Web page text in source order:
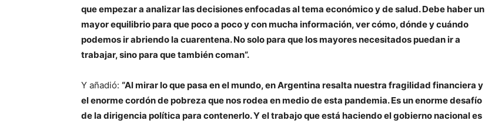
que empezar a analizar las decisiones enfocadas al tema económico y de salud. Debe haber un
mayor equilibrio para que poco a poco y con mucha información, ver cómo, dónde y cuándo
podemos ir abriendo la cuarentena. No solo para que los mayores necesitados puedan ir a
trabajar, sino para que también coman”.
Y añadió: “Al mirar lo que pasa en el mundo, en Argentina resalta nuestra fragilidad financiera y
el enorme cordón de pobreza que nos rodea en medio de esta pandemia. Es un enorme desafío
de la dirigencia política para contenerlo. Y el trabajo que está haciendo el gobierno nacional es